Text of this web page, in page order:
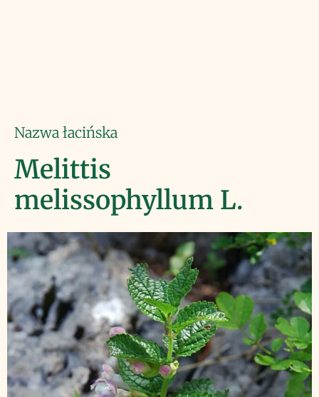
Nazwa łacińska
Melittis
melissophyllum L.